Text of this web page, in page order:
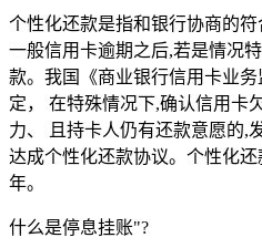
个性化还款是指和银行协商的符
一般信用卡逾期之后,若是情况
款。我国《商业银行信用卡业
定， 在特殊情况下,确认信用卡
力、 且持卡人仍有还款意愿的,
达成个性化还款协议。个性化
年。
什么是停息挂账"?